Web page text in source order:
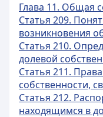
Глава 11. Общая
Статья 209.
возникновения
Статья 210.
долевой
Статья 211.
собственности,
Статья 212.
находящимся в